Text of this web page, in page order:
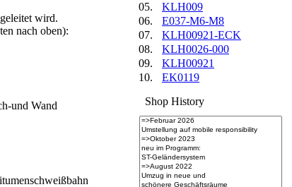
wird.
nach oben):
und Wand
05.
KLH009
06.
E037-M6-M8
07.
KLH00921-ECK
08.
KLH0026-000
09.
KLH00921
10.
EK0119
Shop History